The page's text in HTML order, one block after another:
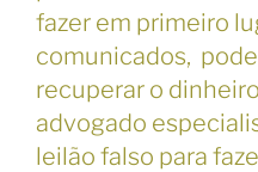
fazer em primeiro
comunicados,
recuperar o
advogado
leilão falso para